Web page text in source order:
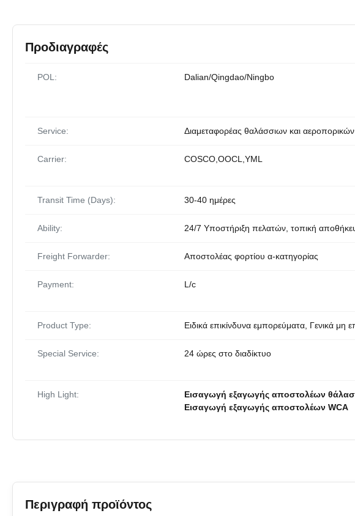
Προδιαγραφές
POL: Dalian/Qingdao/Ningbo
Service: Διαμεταφορέας θαλάσσιων και
Carrier: COSCO,OOCL,YML
Transit Time (Days): 30-40 ημέρες
Ability: 24/7 Υποστήριξη πελατών, τοπική
Freight Forwarder: Αποστολέας φορτίου α-κατηγορίας
Payment: L/c
Product Type: Ειδικά επικίνδυνα εμπορεύματα, Γενικά μη
Special Service: 24 ώρες στο διαδίκτυο
High Light: Εισαγωγή εξαγωγής αποστολέων
Εισαγωγή εξαγωγής αποστολέων WCA
Περιγραφή προϊόντος